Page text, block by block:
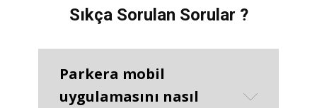
Sıkça Sorulan Sorular ?
Parkera mobil
uygulamasını nasıl